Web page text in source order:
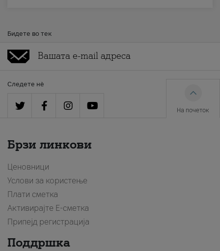
Бидете во тек
Следете нè
На почеток
Брзи линкови
Ценовници
Услови за користење
Плати сметка
Активирајте Е-сметка
Припејд регистрација
Поддршка